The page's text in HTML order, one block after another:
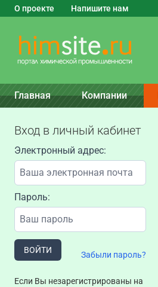
О проекте Напишите нам
Главная Компании
Вход в личный кабинет
Электронный адрес:
Пароль:
ВОЙТИ Забыли пароль?
Если Вы незарегистрированы на